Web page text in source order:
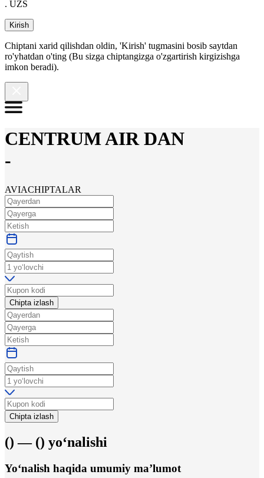
. UZS
Kirish
Chiptani xarid qilishdan oldin, 'Kirish' tugmasini bosib saytdan
ro'yhatdan o'ting (Bu sizga chiptangizga o'zgartirish kirgizishga
imkon beradi).
CENTRUM AIR DAN
-
AVIACHIPTALAR
Chipta izlash
Chipta izlash
() — () yo‘nalishi
Yo‘nalish haqida umumiy ma’lumot